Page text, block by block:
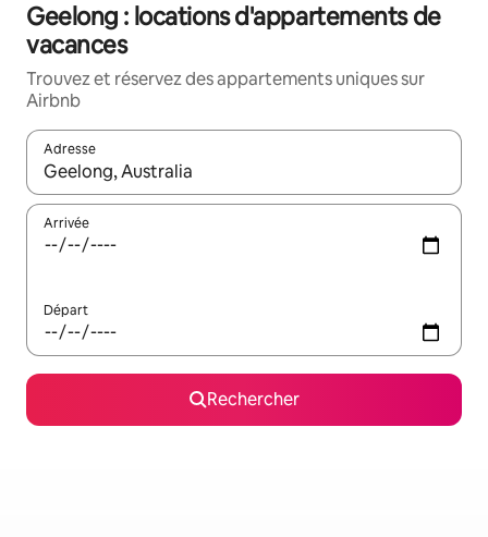
Geelong : locations d'appartements de
vacances
Trouvez et réservez des appartements uniques sur
Airbnb
Adresse
Lorsque les résultats s'affichent, utilisez les flèches vers le
Arrivée
Départ
Rechercher